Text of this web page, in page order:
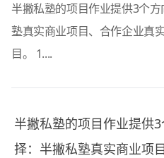
半撇私塾的项目作业提供3个
塾真实商业项目、合作企业真
目。 1....
半撇私塾的项目作业提供
择：半撇私塾真实商业项